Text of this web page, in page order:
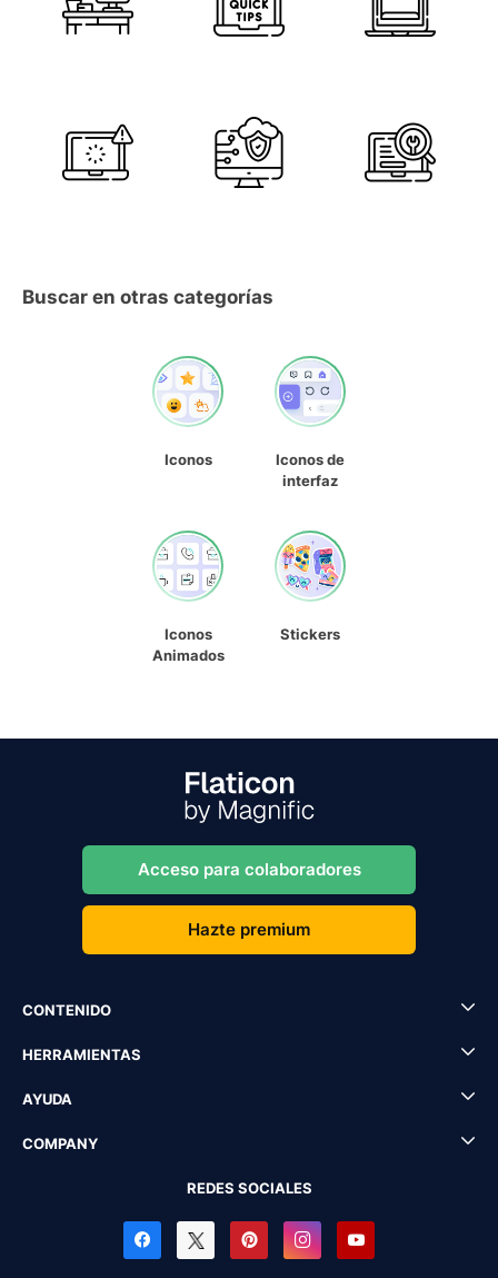
Buscar en otras categorías
Iconos
Iconos de
interfaz
Iconos
Animados
Stickers
Acceso para colaboradores
Hazte premium
CONTENIDO
HERRAMIENTAS
AYUDA
COMPANY
REDES SOCIALES